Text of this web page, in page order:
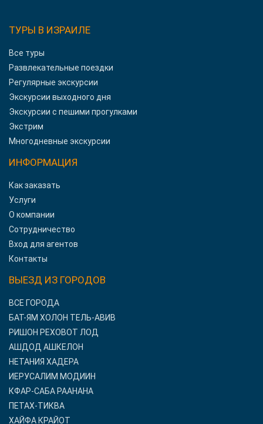
ТУРЫ В ИЗРАИЛЕ
Все туры
Развлекательные поездки
Регулярные экскурсии
Экскурсии выходного дня
Экскурсии с пешими прогулками
Экстрим
Многодневные экскурсии
ИНФОРМАЦИЯ
Как заказать
Услуги
О компании
Сотрудничество
Вход для агентов
Контакты
ВЫЕЗД ИЗ ГОРОДОВ
ВСЕ ГОРОДА
БАТ-ЯМ ХОЛОН ТЕЛЬ-АВИВ
РИШОН РЕХОВОТ ЛОД
АШДОД АШКЕЛОН
НЕТАНИЯ ХАДЕРА
ИЕРУСАЛИМ МОДИИН
КФАР-САБА РААНАНА
ПЕТАХ-ТИКВА
ХАЙФА КРАЙОТ